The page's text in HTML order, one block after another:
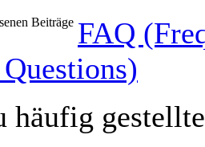
FAQ
häufig